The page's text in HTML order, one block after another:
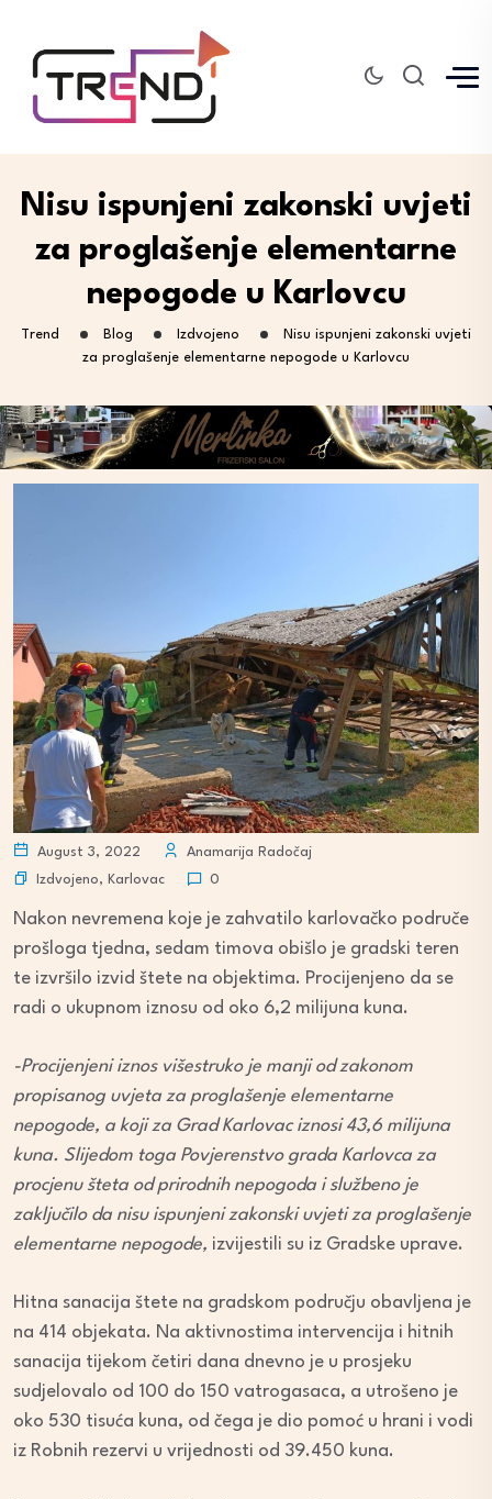
Nisu ispunjeni zakonski uvjeti
za proglašenje elementarne
nepogode u Karlovcu
Trend Blog Izdvojeno
Nisu ispunjeni zakonski uvjeti
za proglašenje elementarne nepogode u Karlovcu
August 3, 2022
Anamarija Radočaj
Izdvojeno, Karlovac 0
Nakon nevremena koje je zahvatilo karlovačko područe
prošloga tjedna, sedam timova obišlo je gradski teren
te izvršilo izvid štete na objektima. Procijenjeno da se
radi o ukupnom iznosu od oko 6,2 milijuna kuna.
-Procijenjeni iznos višestruko je manji od zakonom
propisanog uvjeta za proglašenje elementarne
nepogode, a koji za Grad Karlovac iznosi 43,6 milijuna
kuna. Slijedom toga Povjerenstvo grada Karlovca za
procjenu šteta od prirodnih nepogoda i službeno je
zaključilo da nisu ispunjeni zakonski uvjeti za proglašenje
elementarne nepogode, izvijestili su iz Gradske uprave.
Hitna sanacija štete na gradskom području obavljena je
na 414 objekata. Na aktivnostima intervencija i hitnih
sanacija tijekom četiri dana dnevno je u prosjeku
sudjelovalo od 100 do 150 vatrogasaca, a utrošeno je
oko 530 tisuća kuna, od čega je dio pomoć u hrani i vodi
iz Robnih rezervi u vrijednosti od 39.450 kuna.